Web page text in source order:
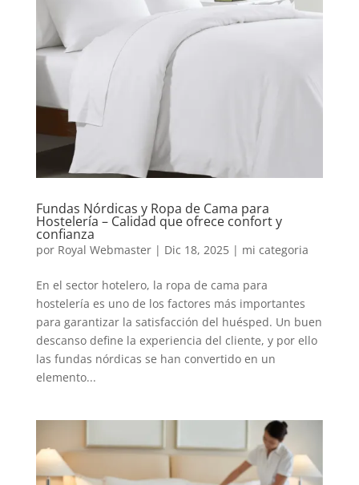
Fundas Nórdicas y Ropa de Cama para
Hostelería – Calidad que ofrece confort y
confianza
por Royal Webmaster| Dic 18, 2025| mi categoria
En el sector hotelero, la ropa de cama para
hostelería es uno de los factores más importantes
para garantizar la satisfacción del huésped. Un buen
descanso define la experiencia del cliente, y por ello
las fundas nórdicas se han convertido en un
elemento...